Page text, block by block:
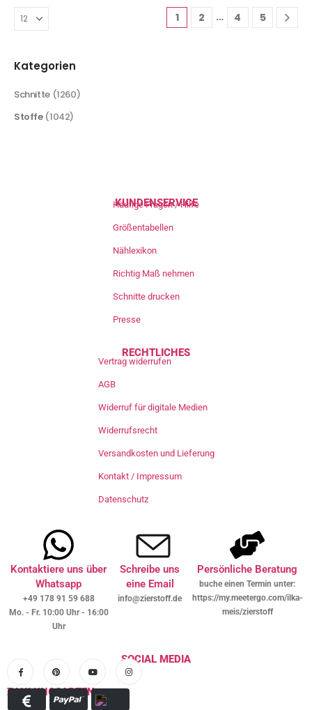
1 2 … 4 5
Kategorien
Schnitte (1260)
Stoffe (1042)
KUNDENSERVICE
Häufige Fragen / Hilfe
Größentabellen
Nählexikon
Richtig Maß nehmen
Schnitte drucken
Presse
RECHTLICHES
Vertrag widerrufen
AGB
Widerruf für digitale Medien
Widerrufsrecht
Versandkosten und Lieferung
Kontakt / Impressum
Datenschutz
Kontaktiere uns über
Whatsapp
+49 178 91 59 688
Mo. - Fr. 10:00 Uhr - 16:00
Uhr
Schreibe uns
eine Email
info@zierstoff.de
Persönliche Beratung
buche einen Termin unter:
https://my.meetergo.com/ilka-
meis/zierstoff
SOCIAL MEDIA
ZAHLUNGSARTEN